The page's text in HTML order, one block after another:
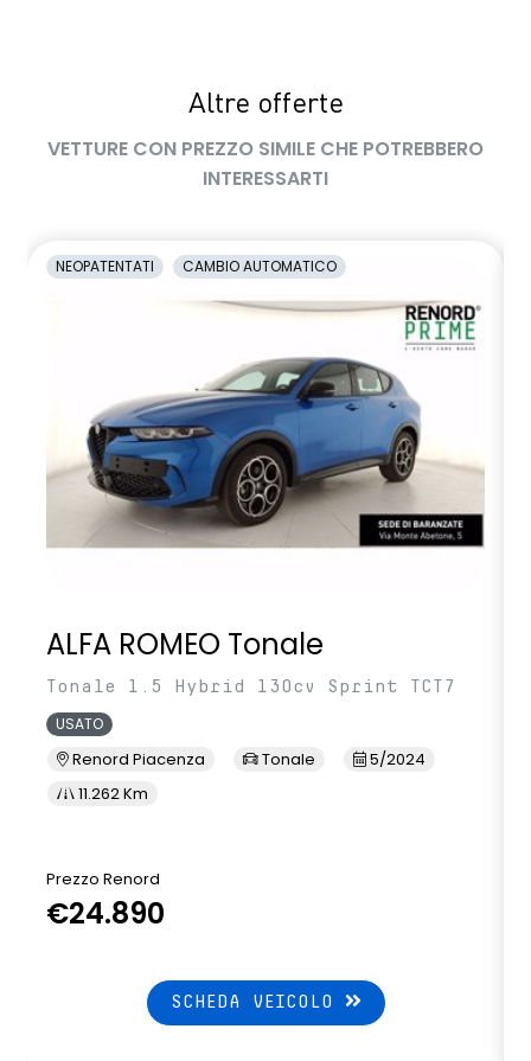
Altre offerte
VETTURE CON PREZZO SIMILE CHE POTREBBERO
INTERESSARTI
NEOPATENTATI CAMBIO AUTOMATICO
ALFA ROMEO Tonale
Tonale 1.5 Hybrid 130cv Sprint TCT7
USATO
Renord Piacenza Tonale
5/2024
11.262 Km
Prezzo Renord
€24.890
SCHEDA VEICOLO